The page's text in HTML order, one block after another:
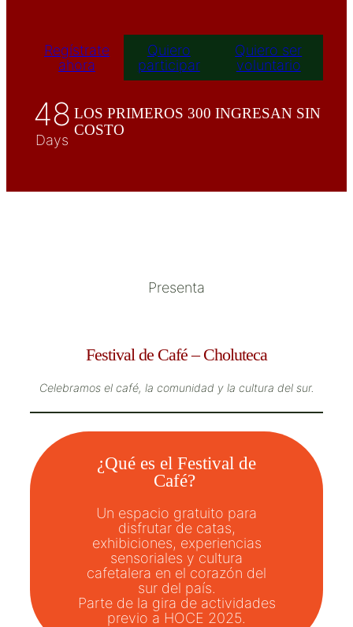
Regístrate
ahora
Quiero
participar
Quiero ser
voluntario
48
Days
LOS PRIMEROS 300 INGRESAN SIN
COSTO
Presenta
Festival de Café – Choluteca
Celebramos el café, la comunidad y la cultura del sur.
¿Qué es el Festival de
Café?
Un espacio gratuito para
disfrutar de catas,
exhibiciones, experiencias
sensoriales y cultura
cafetalera en el corazón del
sur del país.
Parte de la gira de actividades
previo a HOCE 2025.